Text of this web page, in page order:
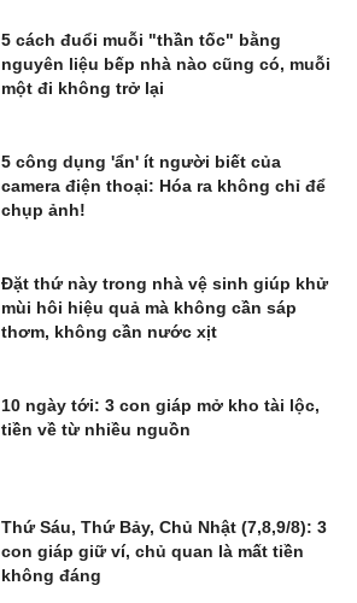
5 cách đuổi muỗi "thần tốc" bằng
nguyên liệu bếp nhà nào cũng có, muỗi
một đi không trở lại
5 công dụng 'ẩn' ít người biết của
camera điện thoại: Hóa ra không chỉ để
chụp ảnh!
Đặt thứ này trong nhà vệ sinh giúp khử
mùi hôi hiệu quả mà không cần sáp
thơm, không cần nước xịt
10 ngày tới: 3 con giáp mở kho tài lộc,
tiền về từ nhiều nguồn
Thứ Sáu, Thứ Bảy, Chủ Nhật (7,8,9/8): 3
con giáp giữ ví, chủ quan là mất tiền
không đáng